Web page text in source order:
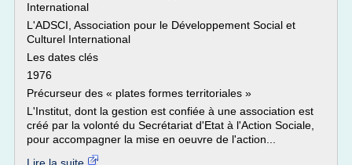
International
L'ADSCI, Association pour le Développement Social et
Culturel International
Les dates clés
1976
Précurseur des « plates formes territoriales »
L'Institut, dont la gestion est confiée à une association est
créé par la volonté du Secrétariat d'Etat à l'Action Sociale,
pour accompagner la mise en oeuvre de l'action...